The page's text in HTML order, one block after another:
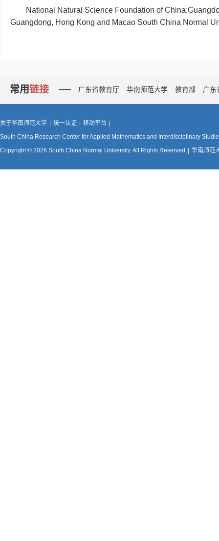
National Natural Science Foundation of
Guangdong, Hong Kong and Macao South China Normal
常用链接 广东省教育厅 华南师范大学 教育部 广东
关于华南师范大学 统一认证 移动平台
South China Research Center for Applied Mathematics and Interdisciplinary
Copyright © 2026 South China Normal University. All Rights Reserved
华南师范